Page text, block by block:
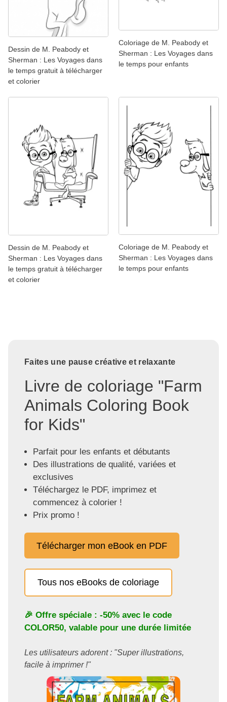
Dessin de M. Peabody et
Sherman : Les Voyages dans
le temps gratuit à télécharger
et colorier
Coloriage de M. Peabody et
Sherman : Les Voyages dans
le temps pour enfants
Dessin de M. Peabody et
Sherman : Les Voyages dans
le temps gratuit à télécharger
et colorier
Coloriage de M. Peabody et
Sherman : Les Voyages dans
le temps pour enfants
Faites une pause créative et relaxante
Livre de coloriage "Farm
Animals Coloring Book
for Kids"
Parfait pour les enfants et débutants
Des illustrations de qualité, variées et
exclusives
Téléchargez le PDF, imprimez et
commencez à colorier !
Prix promo !
Télécharger mon eBook en PDF
Tous nos eBooks de coloriage
🎉 Offre spéciale : -50% avec le code
COLOR50, valable pour une durée limitée
Les utilisateurs adorent : "Super illustrations,
facile à imprimer !"